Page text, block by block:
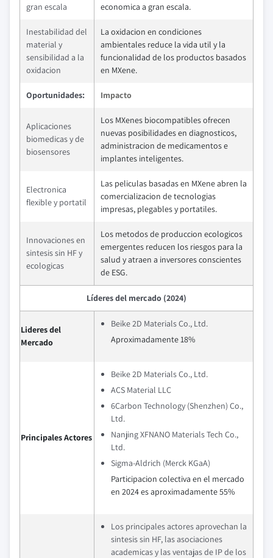
gran escala
economica a gran escala.
Inestabilidad del
material y
sensibilidad a la
oxidacion
La oxidacion en condiciones
ambientales reduce la vida util y la
funcionalidad de los productos basados
en MXene.
Oportunidades: Impacto
Aplicaciones
biomedicas y de
biosensores
Los MXenes biocompatibles ofrecen
nuevas posibilidades en diagnosticos,
administracion de medicamentos e
implantes inteligentes.
Electronica
flexible y portatil
Las peliculas basadas en MXene abren la
comercializacion de tecnologias
impresas, plegables y portatiles.
Innovaciones en
sintesis sin HF y
ecologicas
Los metodos de produccion ecologicos
emergentes reducen los riesgos para la
salud y atraen a inversores conscientes
de ESG.
Líderes del mercado (2024)
Lideres del
Mercado
Beike 2D Materials Co., Ltd.
Aproximadamente 18%
Principales Actores
Beike 2D Materials Co., Ltd.
ACS Material LLC
6Carbon Technology (Shenzhen) Co.,
Ltd.
Nanjing XFNANO Materials Tech Co.,
Ltd.
Sigma-Aldrich (Merck KGaA)
Participacion colectiva en el mercado
en 2024 es aproximadamente 55%
Los principales actores aprovechan la
sintesis sin HF, las asociaciones
academicas y las ventajas de IP de los